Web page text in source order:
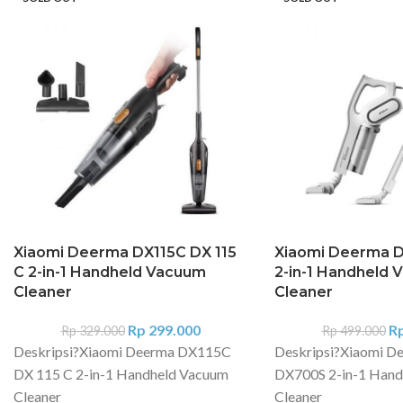
Xiaomi Deerma DX115C DX 115
C 2-in-1 Handheld Vacuum
Cleaner
Rp329.000 Rp 299.000
Deskripsi?Xiaomi Deerma DX115C
DX 115 C 2-in-1 Handheld Vacuum
Cleaner
Xiaomi Deerma
2-in-1 Handheld
Cleaner
Rp499.000
Deskripsi?Xiaomi
DX700S 2-in-1
Cleaner